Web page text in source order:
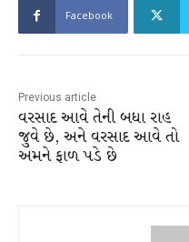
Facebook
Previous article
વરસાદ આવે તેની બધા રાહ
જુવે છે, અને વરસાદ આવે તો
અમને ફાળ પડે છે